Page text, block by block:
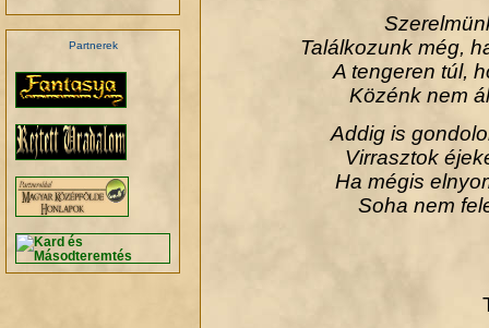
Partnerek
Találkozunk még,
A tengeren túl,
Közénk nem
Addig is
Virrasztok
Ha mégis
Soha nem